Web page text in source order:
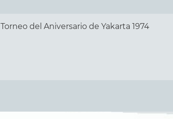
Torneo del Aniversario de Yakarta 1974